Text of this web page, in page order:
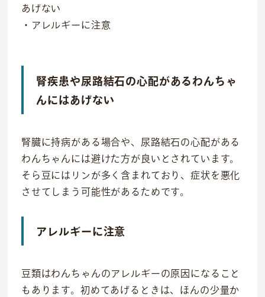
あげない
・アレルギーに注意
腎疾患や尿路結石の心配があるわんちゃ
んにはあげない
腎臓に持病がある場合や、尿路結石の心配がある
わんちゃんには避けた方が良いとされています。
そら豆にはリンが多く含まれており、症状を悪化
させてしまう可能性があるためです。
アレルギーに注意
豆類はわんちゃんのアレルギーの原因になること
もあります。初めてあげるときは、ほんの少量か